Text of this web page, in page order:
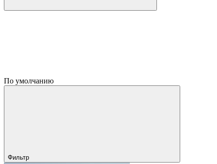
По умолчанию
Фильтр